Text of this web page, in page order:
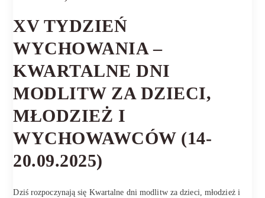
XV TYDZIEŃ
WYCHOWANIA –
KWARTALNE DNI
MODLITW ZA DZIECI,
MŁODZIEŻ I
WYCHOWAWCÓW (14-
20.09.2025)
Dziś rozpoczynają się Kwartalne dni modlitw za dzieci, młodzież i